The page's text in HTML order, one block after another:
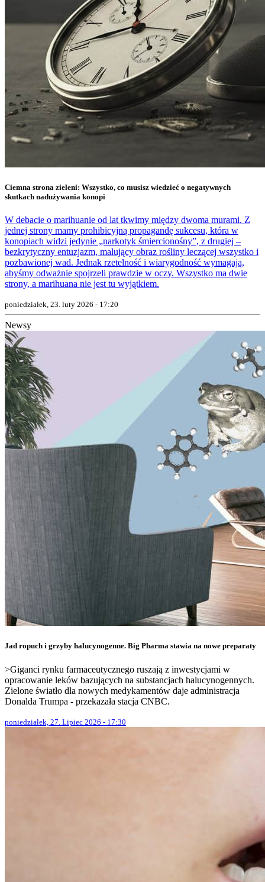
Ciemna strona zieleni: Wszystko, co musisz wiedzieć o negatywnych
skutkach nadużywania konopi
W debacie o marihuanie od lat tkwimy między dwoma murami. Z
jednej strony mamy prohibicyjną propagandę sukcesu, która w
konopiach widzi jedynie „narkotyk śmiercionośny”, z drugiej –
bezkrytyczny entuzjazm, malujący obraz rośliny leczącej wszystko i
pozbawionej wad. Jednak rzetelność i wiarygodność wymagają,
abyśmy odważnie spojrzeli prawdzie w oczy. Wszystko ma dwie
strony, a marihuana nie jest tu wyjątkiem.
poniedziałek, 23. luty 2026 - 17:20
Newsy
Jad ropuch i grzyby halucynogenne. Big Pharma stawia na nowe preparaty
>Giganci rynku farmaceutycznego ruszają z inwestycjami w
opracowanie leków bazujących na substancjach halucynogennych.
Zielone światło dla nowych medykamentów daje administracja
Donalda Trumpa - przekazała stacja CNBC.
poniedziałek, 27. Lipiec 2026 - 17:30